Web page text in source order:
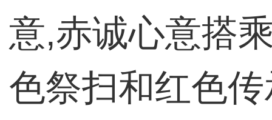
意,赤诚心意搭
色祭扫和红色